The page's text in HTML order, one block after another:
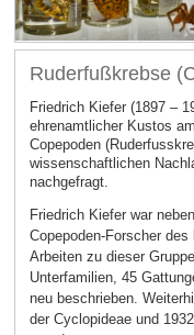
Ruderfußkrebse
Friedrich Kiefer (1897 –
ehrenamtlicher Kustos
Copepoden
wissenschaftlichen
nachgefragt.
Friedrich Kiefer war
Copepoden-Forscher
Arbeiten zu dieser
Unterfamilien, 45
neu beschrieben.
der Cyclopideae und